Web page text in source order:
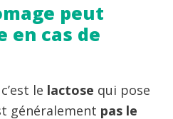
peut
en cas de
le lactose qui pose
généralement pas le